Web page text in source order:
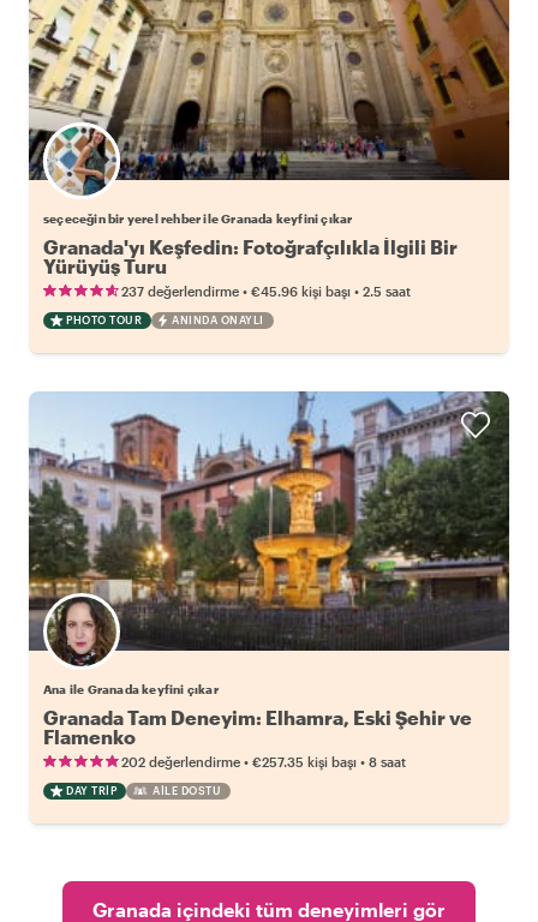
Favori yerel rehberini seç
seçeceğin bir yerel rehber ile Granada keyfini çıkar
Granada'yı Keşfedin: Fotoğrafçılıkla İlgili Bir
Yürüyüş Turu
237 değerlendirme • €45.96 kişi başı • 2.5 saat
PHOTO TOUR ANINDA ONAYLI
Ana ile Granada keyfini çıkar
Granada Tam Deneyim: Elhamra, Eski Şehir ve
Flamenko
202 değerlendirme • €257.35 kişi başı • 8 saat
DAY TRIP AILE DOSTU
Granada içindeki tüm deneyimleri gör